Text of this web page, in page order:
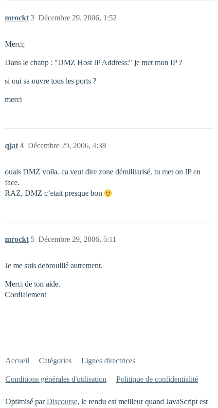
mrockt Décembre 29, 2006, 1:52
3
Merci;
Dans le chanp : "DMZ Host IP Address:" je met mon IP ?
si oui sa ouvre tous les ports ?
merci
qjat Décembre 29, 2006, 4:38
4
ouais DMZ voila. ca veut dire zone démilitarisé. tu met on IP en
face.
RAZ, DMZ c’etait presque bon
mrockt Décembre 29, 2006, 5:11
5
Je me suis debrouillé autrement.
Merci de ton aide.
Cordialement
Accueil Catégories Lignes directrices
Conditions générales d'utilisation Politique de confidentialité
Optimisé parDiscourse, le rendu est meilleur quand JavaScript est